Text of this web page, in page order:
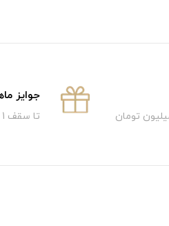
جوایز
تا سقف 1 میلیون تومان